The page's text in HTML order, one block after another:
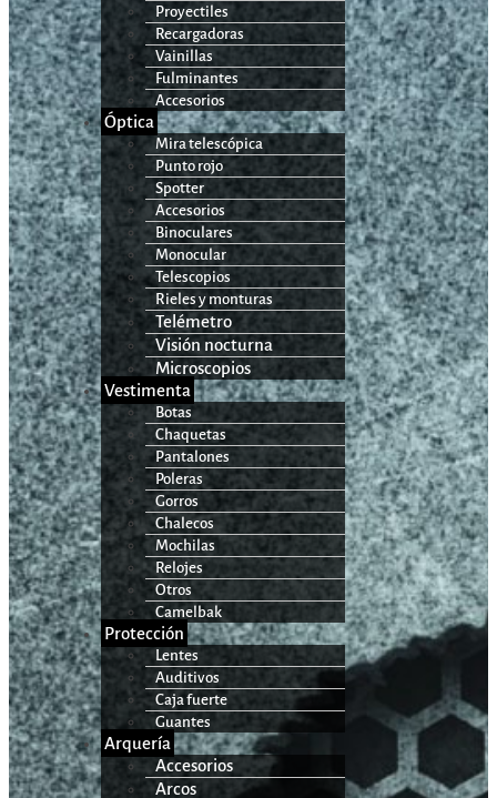
Proyectiles
Recargadoras
Vainillas
Fulminantes
Accesorios
Óptica
Mira telescópica
Punto rojo
Spotter
Accesorios
Binoculares
Monocular
Telescopios
Rieles y monturas
Telémetro
Visión nocturna
Microscopios
Vestimenta
Botas
Chaquetas
Pantalones
Poleras
Gorros
Chalecos
Mochilas
Relojes
Otros
Camelbak
Protección
Lentes
Auditivos
Caja fuerte
Guantes
Arquería
Accesorios
Arcos